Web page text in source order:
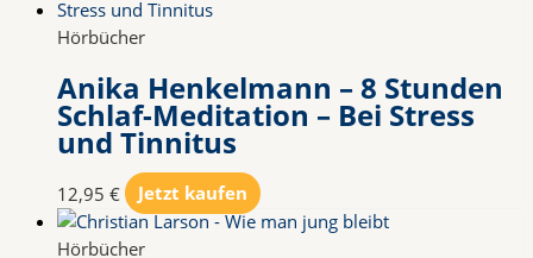
Hörbücher
Anika Henkelmann – 8 Stunden
Schlaf-Meditation – Bei Stress
und Tinnitus
12,95 € Jetzt kaufen
Hörbücher